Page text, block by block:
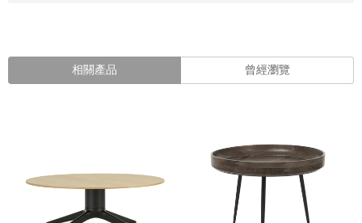
相關產品 曾經瀏覽